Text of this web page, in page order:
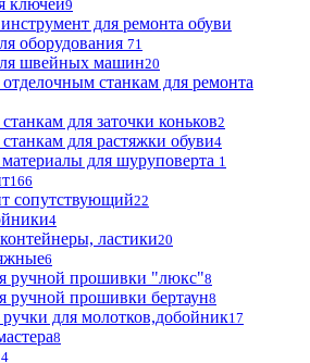
ключей9
для ремонта обуви
оборудования 71
швейных машин20
отделочным станкам для ремонта
для заточки коньков2
для растяжки обуви4
для шуруповерта 1
166
сопутствующий22
4
ластики20
6
ручной прошивки "люкс"8
ручной прошивки бертаун8
для молотков,добойник17
8